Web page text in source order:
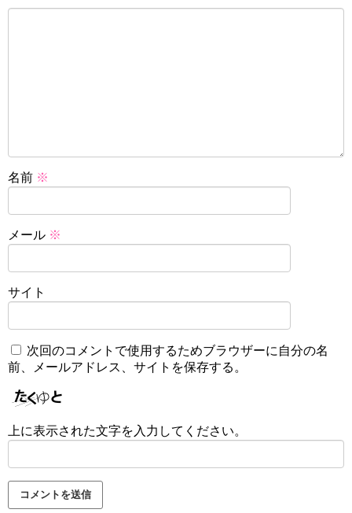
名前 ※
メール ※
サイト
次回のコメントで使用するためブラウザーに自分の名
前、メールアドレス、サイトを保存する。
上に表示された文字を入力してください。